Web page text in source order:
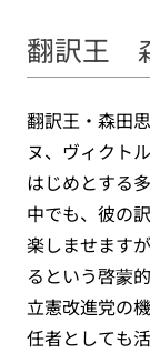
翻訳王
翻訳王・森田
ヌ、ヴィクト
はじめとする
中でも、彼の
楽しませます
るという啓蒙
立憲改進党の
任者としても